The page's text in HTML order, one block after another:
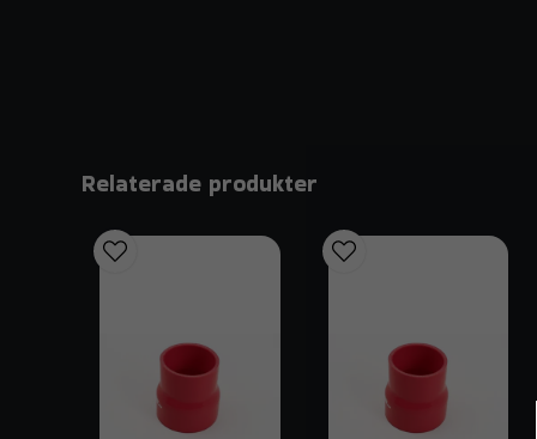
Relaterade produkter